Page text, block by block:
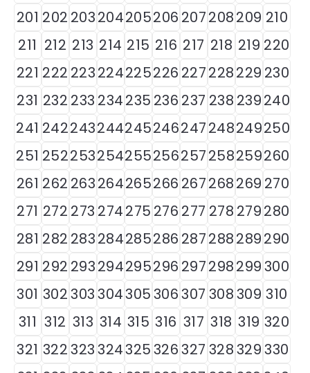
201 202 203204205206 207208209 210
211 212 213 214 215 216 217 218 219 220
221 222 223224225226 227228229 230
231 232 233 234235 236 237 238 239240
241 242243244245246247248249250
251 252253254255256257258259260
261 262 263264265266 267268269 270
271 272 273 274275 276 277 278 279280
281 282 283284285286 287288289290
291 292 293294295296 297298299300
301 302303304305306307 308309 310
311 312 313 314 315 316 317 318 319 320
321 322323324325326327 328329330